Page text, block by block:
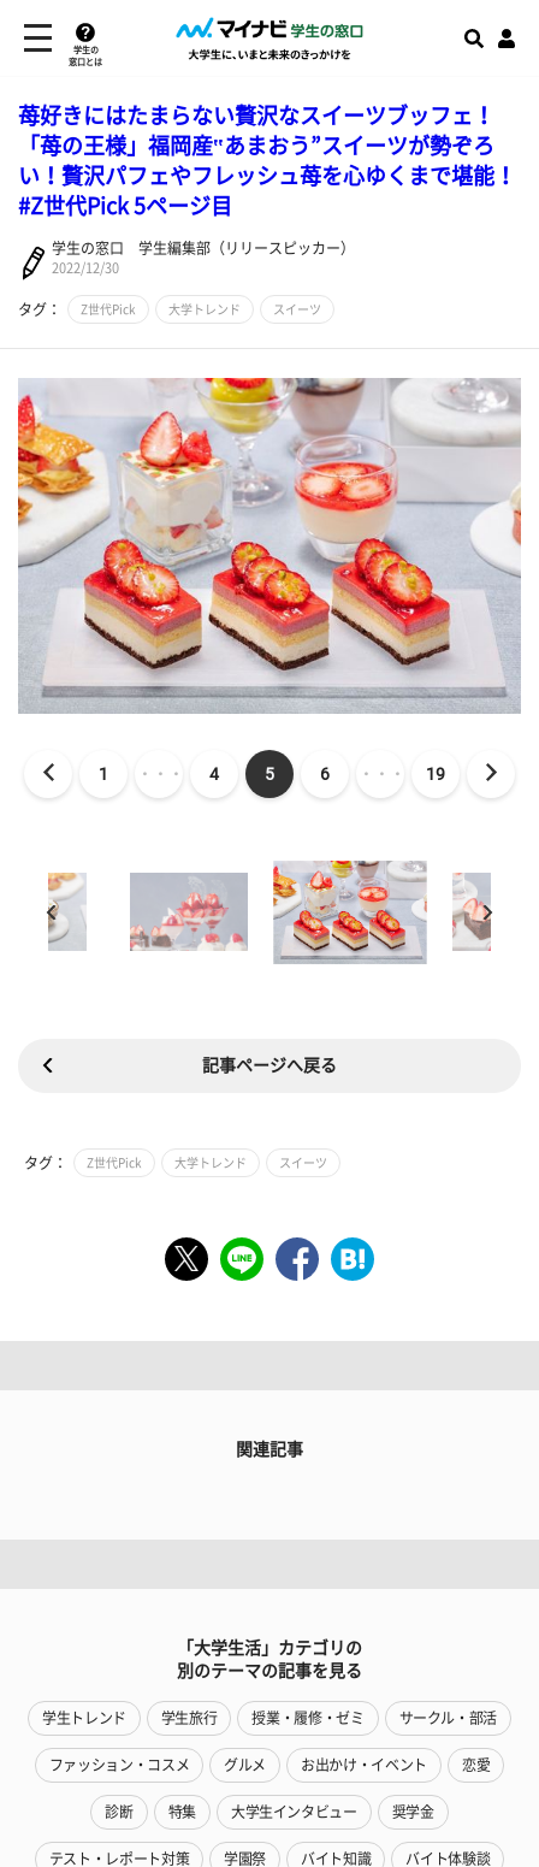
学生の
窓口とは
苺好きにはたまらない贅沢なスイーツブッフェ！
「苺の王様」福岡産‟あまおう”スイーツが勢ぞろ
い！贅沢パフェやフレッシュ苺を心ゆくまで堪能！
#Z世代Pick 5ページ目
学生の窓口 学生編集部（リリースピッカー）
2022/12/30
タグ： Z世代Pick 大学トレンド スイーツ
1 ・・・ 4 5 6 ・・・ 19
記事ページへ戻る
タグ： Z世代Pick 大学トレンド スイーツ
関連記事
「大学生活」カテゴリの
別のテーマの記事を見る
学生トレンド 学生旅行 授業・履修・ゼミ サークル・部活
ファッション・コスメ グルメ お出かけ・イベント 恋愛
診断 特集 大学生インタビュー 奨学金
テスト・レポート対策 学園祭 バイト知識 バイト体験談